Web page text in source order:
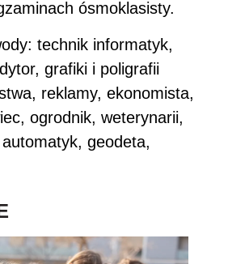
ósmoklasisty.
technik informatyk,
grafiki i poligrafii
reklamy, ekonomista,
ogrodnik, weterynarii,
geodeta,